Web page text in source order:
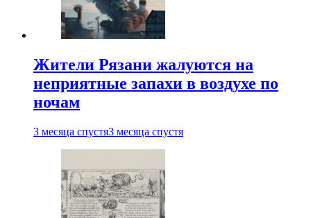
Жители Рязани жалуются на
неприятные запахи в воздухе по
ночам
3 месяца спустя3 месяца спустя